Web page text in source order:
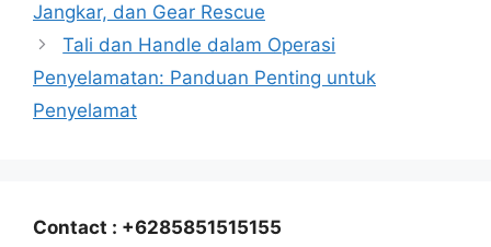
Jangkar, dan Gear Rescue
Tali dan Handle dalam Operasi
Penyelamatan: Panduan Penting untuk
Penyelamat
Contact : +6285851515155